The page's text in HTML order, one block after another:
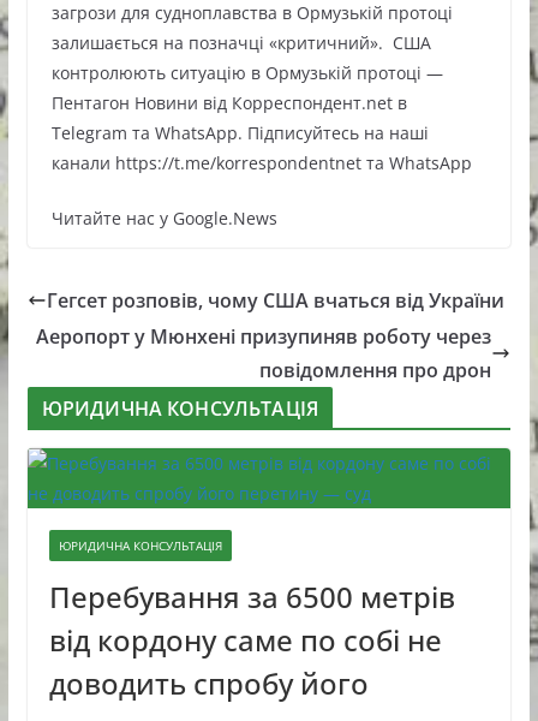
загрози для судноплавства в Ормузькій протоці
залишається на позначці «критичний». США
контролюють ситуацію в Ормузькій протоці —
Пентагон Новини від Корреспондент.net в
Telegram та WhatsApp. Підписуйтесь на наші
канали https://t.me/korrespondentnet та WhatsApp
Читайте нас у Google.News
Гегсет розповів, чому США вчаться від України
Аеропорт у Мюнхені призупиняв роботу через
повідомлення про дрон
ЮРИДИЧНА КОНСУЛЬТАЦІЯ
ЮРИДИЧНА КОНСУЛЬТАЦІЯ
Перебування за 6500 метрів
від кордону саме по собі не
доводить спробу його